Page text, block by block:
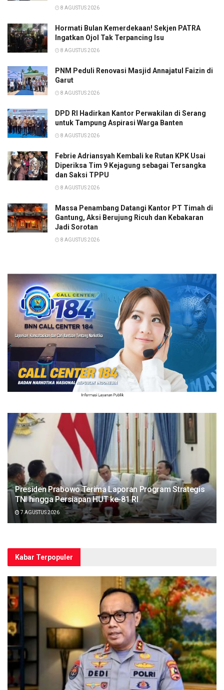
8 AGUSTUS 2026
Hormati Bulan Kemerdekaan! Sekjen PATRA
Ingatkan Ojol Tak Terpancing Isu
8 AGUSTUS 2026
PNM Peduli Renovasi Masjid Annajatul Faizin di
Garut
8 AGUSTUS 2026
DPD RI Hadirkan Kantor Perwakilan di Serang
untuk Tampung Aspirasi Warga Banten
8 AGUSTUS 2026
Febrie Adriansyah Kembali ke Rutan KPK Usai
Diperiksa Tim 9 Kejagung sebagai Tersangka
dan Saksi TPPU
8 AGUSTUS 2026
Massa Penambang Datangi Kantor PT Timah di
Gantung, Aksi Berujung Ricuh dan Kebakaran
Jadi Sorotan
8 AGUSTUS 2026
Presiden Prabowo Terima Laporan Program Strategis
TNI hingga Persiapan HUT ke-81 RI
7 AGUSTUS 2026
Kabar Terpopuler